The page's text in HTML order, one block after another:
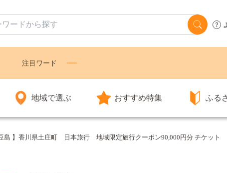
注目ワード
地域で選ぶ おすすめ特集 ふる
豆島 】香川県土庄町 日本旅行 地域限定旅行クーポン90,000円分 チケット